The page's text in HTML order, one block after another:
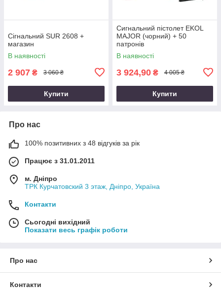
Сігнальний SUR 2608 +
магазин
В наявності
2 907 ₴ 3 060 ₴
Купити
Сигнальний пістолет EKOL
MAJOR (чорний) + 50
патронів
В наявності
3 924,90 ₴ 4 005 ₴
Купити
Про нас
100% позитивних з 48 відгуків за рік
Працює з 31.01.2011
м. Дніпро
ТРК Курчатовский 3 этаж, Дніпро, Україна
Контакти
Сьогодні вихідний
Показати весь графік роботи
Про нас
Контакти